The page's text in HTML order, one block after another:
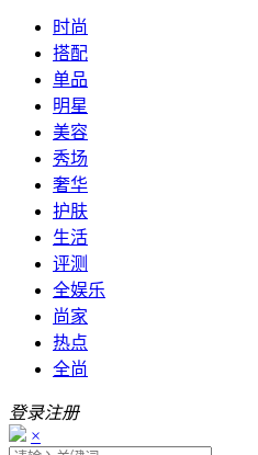
时尚
搭配
单品
明星
美容
秀场
奢华
护肤
生活
评测
全娱乐
尚家
热点
全尚
登录注册
×